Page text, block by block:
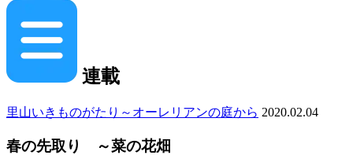
連載
里山いきものがたり～オーレリアンの庭から 2020.02.04
春の先取り ～菜の花畑